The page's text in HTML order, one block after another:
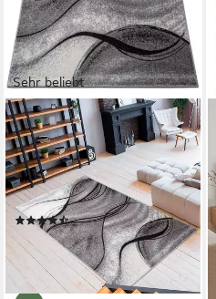
Sehr beliebt
OTTO HOME
Teppich Tritom, rechteckig,
Höhe: 9 mm, mit besonders
weichem Flor, Kurzflor,
modernes Wellen Muster
(885)
ab 8,99 € UVP21,99 €
nur bis Dienstag
-59%